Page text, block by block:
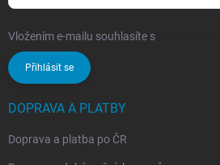
Vložením e-mailu souhlasíte s
Přihlásit se
DOPRAVA A PLATBY
Doprava a platba po ČR